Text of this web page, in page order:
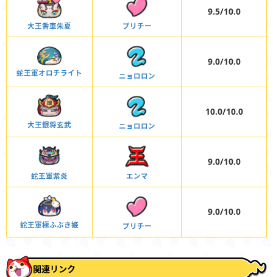
大王香車朱夏 プリチー
9.5/10.0
蛇王軍オロチライト ニョロロン
9.0/10.0
大王銀将玄武 ニョロロン
10.0/10.0
蛇王軍紫炎 エンマ
9.0/10.0
蛇王軍極ふぶき姫 プリチー
9.0/10.0
関連リンク